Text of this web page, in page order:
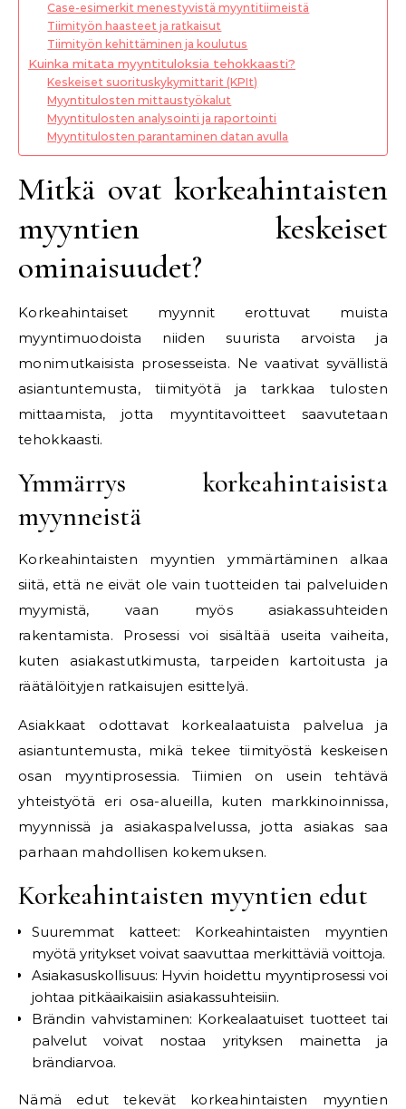
Case-esimerkit menestyvistä myyntitiimeistä
Tiimityön haasteet ja ratkaisut
Tiimityön kehittäminen ja koulutus
Kuinka mitata myyntituloksia tehokkaasti?
Keskeiset suorituskykymittarit (KPIt)
Myyntitulosten mittaustyökalut
Myyntitulosten analysointi ja raportointi
Myyntitulosten parantaminen datan avulla
Mitkä ovat korkeahintaisten
myyntien keskeiset
ominaisuudet?
Korkeahintaiset myynnit erottuvat muista
myyntimuodoista niiden suurista arvoista ja
monimutkaisista prosesseista. Ne vaativat syvällistä
asiantuntemusta, tiimityötä ja tarkkaa tulosten
mittaamista, jotta myyntitavoitteet saavutetaan
tehokkaasti.
Ymmärrys korkeahintaisista
myynneistä
Korkeahintaisten myyntien ymmärtäminen alkaa
siitä, että ne eivät ole vain tuotteiden tai palveluiden
myymistä, vaan myös asiakassuhteiden
rakentamista. Prosessi voi sisältää useita vaiheita,
kuten asiakastutkimusta, tarpeiden kartoitusta ja
räätälöityjen ratkaisujen esittelyä.
Asiakkaat odottavat korkealaatuista palvelua ja
asiantuntemusta, mikä tekee tiimityöstä keskeisen
osan myyntiprosessia. Tiimien on usein tehtävä
yhteistyötä eri osa-alueilla, kuten markkinoinnissa,
myynnissä ja asiakaspalvelussa, jotta asiakas saa
parhaan mahdollisen kokemuksen.
Korkeahintaisten myyntien edut
Suuremmat katteet: Korkeahintaisten myyntien
myötä yritykset voivat saavuttaa merkittäviä voittoja.
Asiakasuskollisuus: Hyvin hoidettu myyntiprosessi voi
johtaa pitkäaikaisiin asiakassuhteisiin.
Brändin vahvistaminen: Korkealaatuiset tuotteet tai
palvelut voivat nostaa yrityksen mainetta ja
brändiarvoa.
Nämä edut tekevät korkeahintaisten myyntien